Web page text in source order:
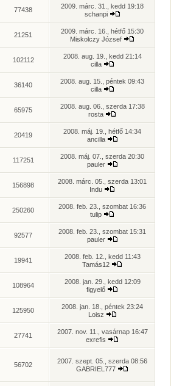
77438
2009. márc. 31., kedd 19:18
schanpi
21251
2009. márc. 16., hétfő 15:30
Miskolczy József
102112
2008. aug. 19., kedd 21:14
cilla
36140
2008. aug. 15., péntek 09:43
cilla
65975
2008. aug. 06., szerda 17:38
rosta
20419
2008. máj. 19., hétfő 14:34
ancilla
117251
2008. máj. 07., szerda 20:30
pauler
156898
2008. márc. 05., szerda 13:01
Indu
250260
2008. feb. 23., szombat 16:36
tulip
92577
2008. feb. 23., szombat 15:31
pauler
19941
2008. feb. 12., kedd 11:43
Tamás12
108964
2008. jan. 29., kedd 12:09
figyelő
125950
2008. jan. 18., péntek 23:24
Loisz
27741
2007. nov. 11., vasárnap 16:47
exrefis
56702
2007. szept. 05., szerda 08:56
GABRIEL777